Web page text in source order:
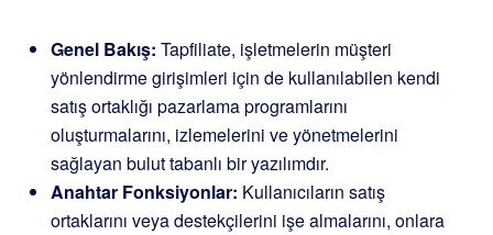
Genel Bakış: Tapfiliate, işletmelerin müşteri
yönlendirme girişimleri için de kullanılabilen kendi
satış ortaklığı pazarlama programlarını
oluşturmalarını, izlemelerini ve yönetmelerini
sağlayan bulut tabanlı bir yazılımdır.
Anahtar Fonksiyonlar: Kullanıcıların satış
ortaklarını veya destekçilerini işe almalarını, onlara